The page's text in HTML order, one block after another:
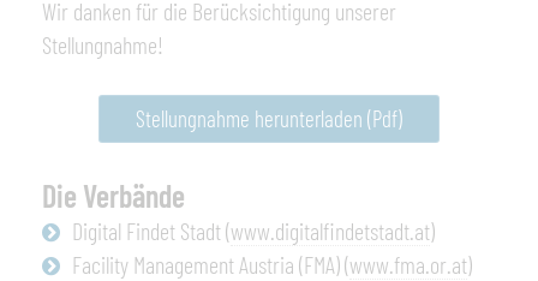
Wir danken für die Berücksichtigung unserer
Stellungnahme!
Stellungnahme herunterladen (Pdf)
Die Verbände
Digital Findet Stadt (www.digitalfindetstadt.at)
Facility Management Austria (FMA) (www.fma.or.at)